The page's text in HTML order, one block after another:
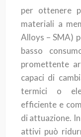
per ottenere
materiali a
Alloys – SMA)
basso
promettente
capaci di
termici o
efficiente e
di attuazione.
attivi può